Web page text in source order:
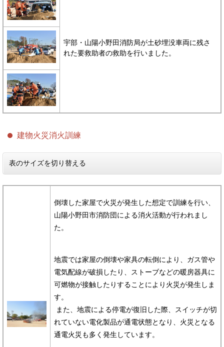
宇部・山陽小野田消防局が土砂埋没車両に残さ
れた要救助者の救助を行いました。
建物火災消火訓練
表のサイズを切り替える
倒壊した家屋で火災が発生した想定で訓練を行い、
山陽小野田市消防団による消火活動が行われまし
た。
地震では家屋の倒壊や家具の転倒により、ガス管や
電気配線が破損したり、ストーブなどの暖房器具に
可燃物が接触したりすることにより火災が発生しま
す。
また、地震による停電が復旧した際、スイッチが切
れていない電化製品が通電状態となり、火災となる
通電火災も多く発生しています。